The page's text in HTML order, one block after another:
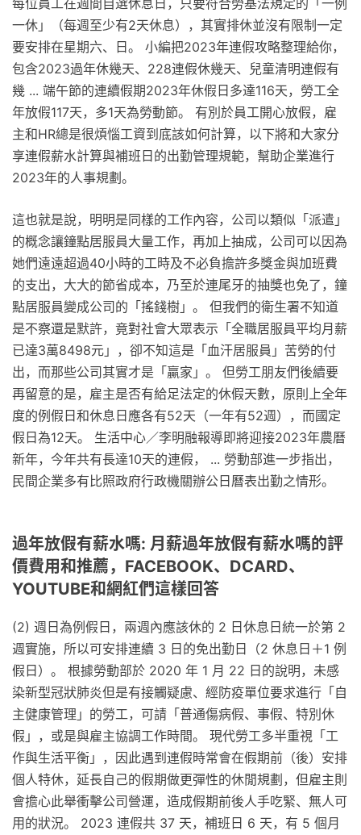
一休」（每週至少有2天休息），其實排休並沒有限制一定
要安排在星期六、日。 小編把2023年連假攻略整理給你，
包含2023過年休幾天、228連假休幾天、兒童清明連假有
幾 ... 端午節的連續假期2023年休假日多達116天，勞工全
年放假117天，多1天為勞動節。 有別於員工開心放假，雇
主和HR總是很煩惱工資到底該如何計算，以下將和大家分
享連假薪水計算與補班日的出勤管理規範，幫助企業進行
2023年的人事規劃。
這也就是說，明明是同樣的工作內容，公司以類似「派遣」
的概念讓鐘點居服員大量工作，再加上抽成，公司可以因為
她們遠遠超過40小時的工時及不必負擔許多獎金與加班費
的支出，大大的節省成本，乃至於連尾牙的抽獎也免了，鐘
點居服員變成公司的「搖錢樹」。 但我們的衛生署不知道
是不察還是默許，竟對社會大眾表示「全職居服員平均月薪
已達3萬8498元」，卻不知這是「血汗居服員」苦勞的付
出，而那些公司其實才是「贏家」。 但勞工朋友們後續要
再留意的是，雇主是否有給足法定的休假天數，原則上全年
度的例假日和休息日應各有52天（一年有52週），而國定
假日為12天。 生活中心／李明融報導即將迎接2023年農曆
新年，今年共有長達10天的連假， ... 勞動部進一步指出，
民間企業多有比照政府行政機關辦公日曆表出勤之情形。
過年放假有薪水嗎: 月薪過年放假有薪水嗎的評
價費用和推薦，FACEBOOK、DCARD、
YOUTUBE和網紅們這樣回答
(2) 週日為例假日，兩週內應該休的 2 日休息日統一於第 2
週實施，所以可安排連續 3 日的免出勤日（2 休息日＋1 例
假日）。 根據勞動部於 2020 年 1 月 22 日的說明，未感
染新型冠狀肺炎但是有接觸疑慮、經防疫單位要求進行「自
主健康管理」的勞工，可請「普通傷病假、事假、特別休
假」，或是與雇主協調工作時間。 現代勞工多半重視「工
作與生活平衡」，因此遇到連假時常會在假期前（後）安排
個人特休，延長自己的假期做更彈性的休閒規劃，但雇主則
會擔心此舉衝擊公司營運，造成假期前後人手吃緊、無人可
用的狀況。 2023 連假共 37 天，補班日 6 天，有 5 個月